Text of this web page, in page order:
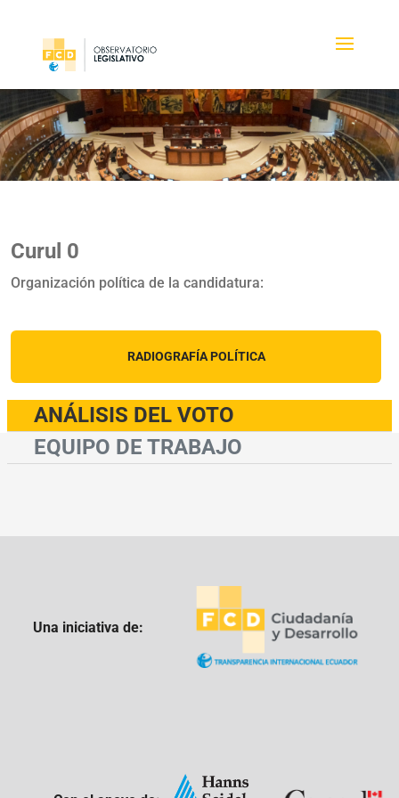
Curul 0
Organización política de la candidatura:
RADIOGRAFÍA POLÍTICA
ANÁLISIS DEL VOTO
EQUIPO DE TRABAJO
Una iniciativa de: